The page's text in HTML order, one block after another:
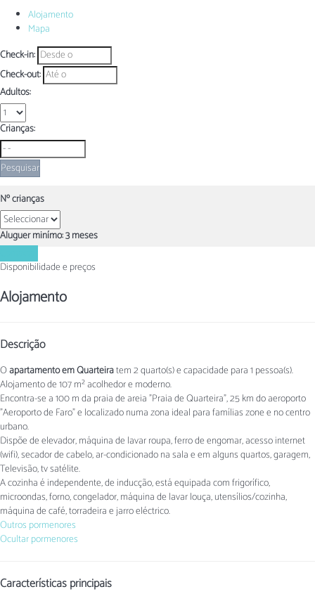
Alojamento
Mapa
Check-in:
Check-out:
Adultos:
Crianças:
Pesquisar
Nº crianças
Aluguer minímo: 3 meses
Disponibilidade e preços
Alojamento
Descrição
Oapartamento em Quarteiratem 2 quarto(s) e capacidade para 1 pessoa(s).
Alojamento de 107 m² acolhedor e moderno.
Encontra-se a 100 m da praia de areia "Praia de Quarteira", 25 km do aeroporto
"Aeroporto de Faro" e localizado numa zona ideal para famílias zone e no centro
urbano.
Dispõe de elevador, máquina de lavar roupa, ferro de engomar, acesso internet
(wifi), secador de cabelo, ar-condicionado na sala e em alguns quartos, garagem,
Televisão, tv satélite.
A cozinha é independente, de inducção, está equipada com frigorífico,
microondas, forno, congelador, máquina de lavar louça, utensílios/cozinha,
máquina de café, torradeira e jarro eléctrico.
Outros pormenores
Ocultar pormenores
Características principais